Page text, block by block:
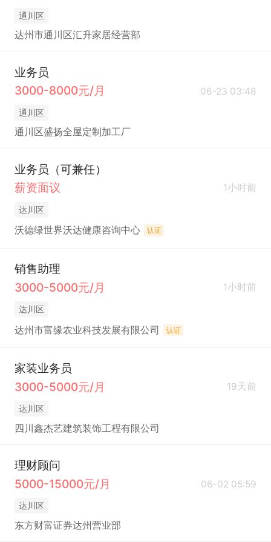
通川区
达州市通川区汇升家居经营部
业务员
3000-8000元/月
06-23 03:48
通川区
通川区盛扬全屋定制加工厂
业务员（可兼任）
薪资面议
1小时前
达川区
沃德绿世界沃达健康咨询中心 认证
销售助理
3000-5000元/月
1小时前
达川区
达州市富缘农业科技发展有限公司 认证
家装业务员
3000-5000元/月
19天前
达川区
四川鑫杰艺建筑装饰工程有限公司
理财顾问
5000-15000元/月
06-02 05:59
达川区
东方财富证券达州营业部